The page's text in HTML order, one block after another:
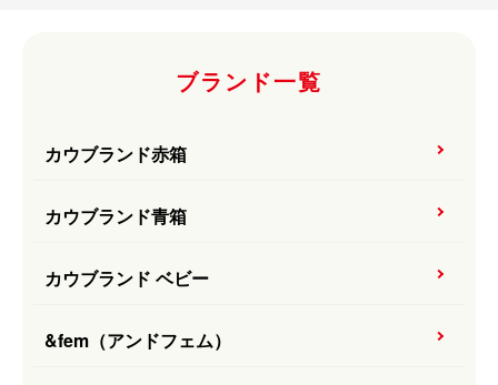
ブランド一覧
カウブランド赤箱
カウブランド青箱
カウブランド ベビー
&fem（アンドフェム）